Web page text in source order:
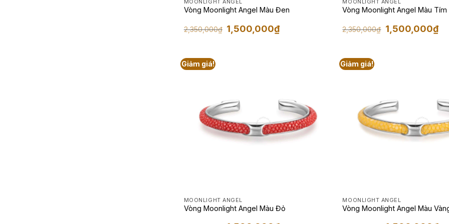
MOONLIGHT ANGEL
Vòng Moonlight Angel Màu Đen
2,350,000₫ Giá
gốc
1,500,000₫Giá
hiện
MOONLIGHT ANGEL
Vòng Moonlight Angel Màu Tím
2,350,000₫ Giá
gốc
1,500,000₫Giá
hiện
Giảm giá!
MOONLIGHT ANGEL
Vòng Moonlight Angel Màu Đỏ
Giảm giá!
MOONLIGHT ANGEL
Vòng Moonlight Angel Màu